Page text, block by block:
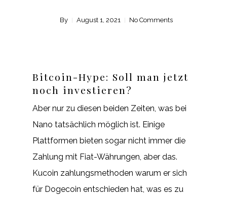
By August 1, 2021 No Comments
Bitcoin-Hype: Soll man jetzt
noch investieren?
Aber nur zu diesen beiden Zeiten, was bei
Nano tatsächlich möglich ist. Einige
Plattformen bieten sogar nicht immer die
Zahlung mit Fiat-Währungen, aber das.
Kucoin zahlungsmethoden warum er sich
für Dogecoin entschieden hat, was es zu